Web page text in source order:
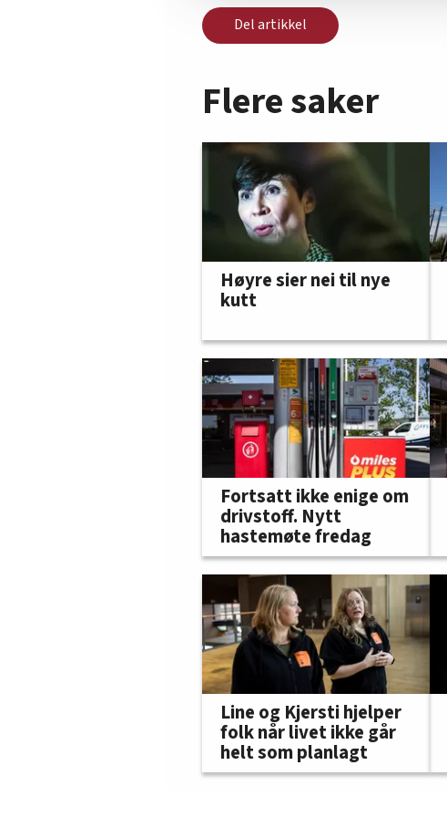
Del artikkel
Flere saker
Høyre sier nei til nye
kutt
Fortsatt ikke enige om
drivstoff. Nytt
hastemøte fredag
Line og Kjersti hjelper
folk når livet ikke går
helt som planlagt